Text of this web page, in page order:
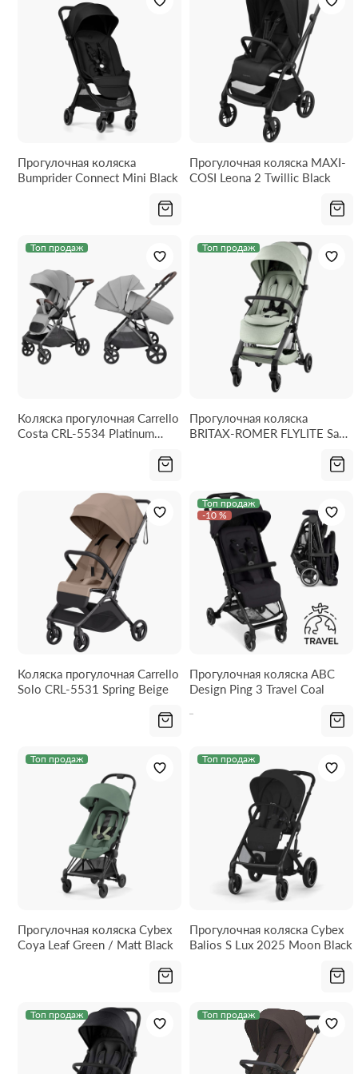
Прогулочная коляска
Bumprider Connect Mini Black
Прогулочная коляска MAXI-
COSI Leona 2 Twillic Black
Топ продаж
Коляска прогулочная Carrello
Costa CRL-5534 Platinum
Топ продаж
Прогулочная коляска
BRITAX-ROMER FLYLITE Sage
Коляска прогулочная Carrello
Solo CRL-5531 Spring Beige
Топ продаж
-10 %
Прогулочная коляска ABC
Design Ping 3 Travel Coal
Топ продаж
Прогулочная коляска Cybex
Coya Leaf Green / Matt Black
Топ продаж
Прогулочная коляска Cybex
Balios S Lux 2025 Moon Black
Топ продаж Топ продаж